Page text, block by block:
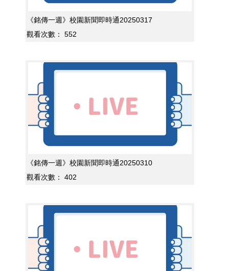
《銘傳一週》校園新聞即時通20250317
觀看次數：
552
《銘傳一週》校園新聞即時通20250310
觀看次數：
402